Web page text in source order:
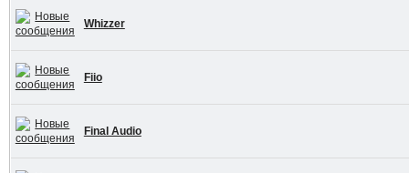
Whizzer
Fiio
Final Audio